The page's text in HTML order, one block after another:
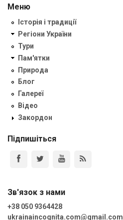
Меню
Історія і традиції
Регіони України
Тури
Пам'ятки
Природа
Блог
Галереї
Відео
Закордон
Підпишіться
Зв'язок з нами
+38 050 9364428
ukrainaincognita.com@gmail.com